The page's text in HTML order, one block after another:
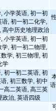
小学英语, 初一初
, 初一初二化学,
高中历史地理政治
小学英语, 初一初
, 初一初二物理,
学, 初三物理, 初
学
初一初二英语, 初
, 初三数学, 初中
高二英语, 高三英
政治, 英语四级